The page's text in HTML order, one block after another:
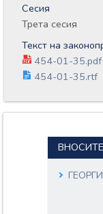
Сесия
Трета сесия
Текст на
454-01-35.pdf
454-01-35.rtf